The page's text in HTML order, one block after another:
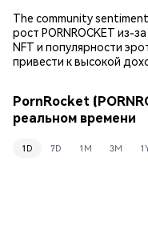
The community
рост PORNROCKET из-
NFT и популярности
привести к высокой
PornRocket
реальном времени
1D 7D 1M 3M